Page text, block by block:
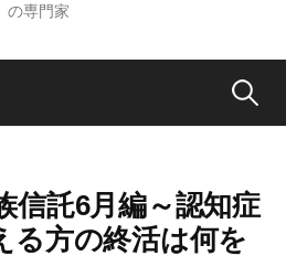
の専門家
検
信託6月編～認知症
る方の終活は何を